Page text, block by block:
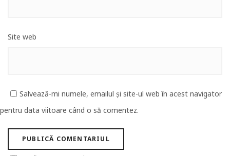
Site web
Salvează-mi numele, emailul și site-ul web în acest navigator
pentru data viitoare când o să comentez.